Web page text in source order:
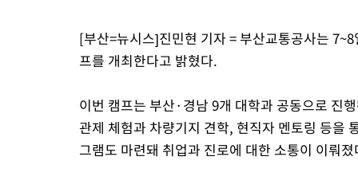
[부산=뉴시스]진민현 기자 = 부산교통공사는
프를 개최한다고 밝혔다.
이번 캠프는 부산·경남 9개 대학과 공동으로 진
관제 체험과 차량기지 견학, 현직자 멘토링 등을
그램도 마련돼 취업과 진로에 대한 소통이 이뤄